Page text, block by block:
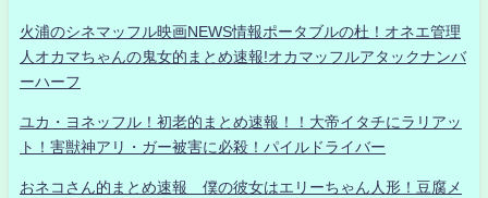
火浦のシネマッフル映画NEWS情報ポータブルの杜！オネエ管理
人オカマちゃんの鬼女的まとめ速報!オカマッフルアタックナンバ
ーハーフ
ユカ・ヨネッフル！初老的まとめ速報！！大帝イタチにラリアッ
ト！害獣神アリ・ガー被害に必殺！パイルドライバー
おネコさん的まとめ速報 僕の彼女はエリーちゃん人形！豆腐メ